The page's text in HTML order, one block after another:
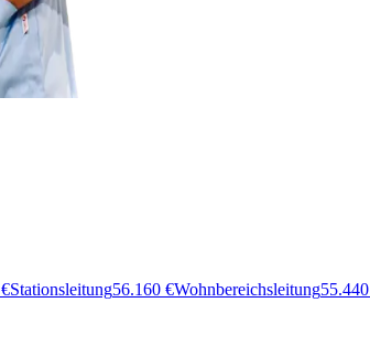
€Stationsleitung56.160 €Wohnbereichsleitung55.440